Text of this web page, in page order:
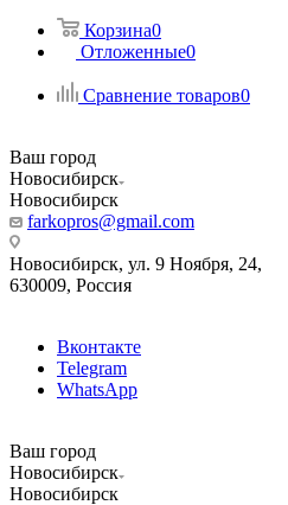
Корзина0
Отложенные0
Сравнение товаров0
Ваш город
Новосибирск
Новосибирск
farkopros@gmail.com
Новосибирск, ул. 9 Ноября, 24,
630009, Россия
Вконтакте
Telegram
WhatsApp
Ваш город
Новосибирск
Новосибирск